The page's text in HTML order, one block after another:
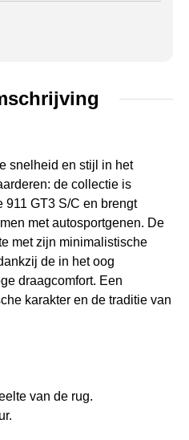
snelheid en stijl in het
de collectie is
911 GT3 S/C en brengt
met autosportgenen. De
met zijn minimalistische
de in het oog
draagcomfort. Een
karakter en de traditie van
van de rug.